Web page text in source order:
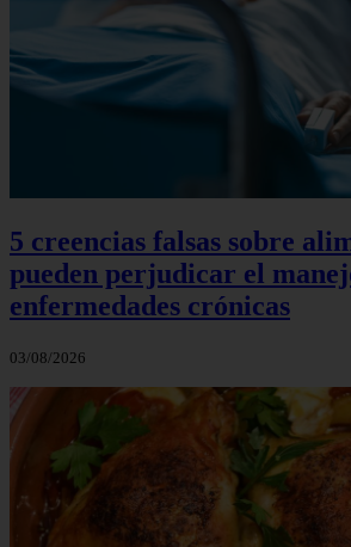
5 creencias falsas sobre
pueden perjudicar el
enfermedades crónicas
03/08/2026